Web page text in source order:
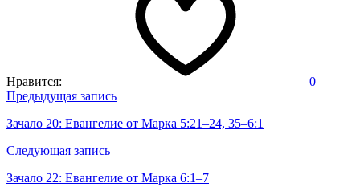
Нравится: 0
Навигация
по
записям
Предыдущая запись
Зачало 20: Евангелие от Марка 5:21–24, 35–6:1
Следующая запись
Зачало 22: Евангелие от Марка 6:1–7